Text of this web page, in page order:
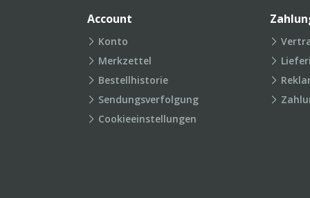
Account
Konto
Merkzettel
Bestellhistorie
Sendungsverfolgung
Cookieeinstellungen